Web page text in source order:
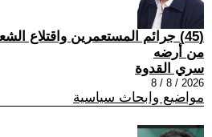
(45) جرائم المستعمرين واقتلاع
من أرضه
سري القدوة
2026 / 8 / 8
مواضيع وابحاث سياسية